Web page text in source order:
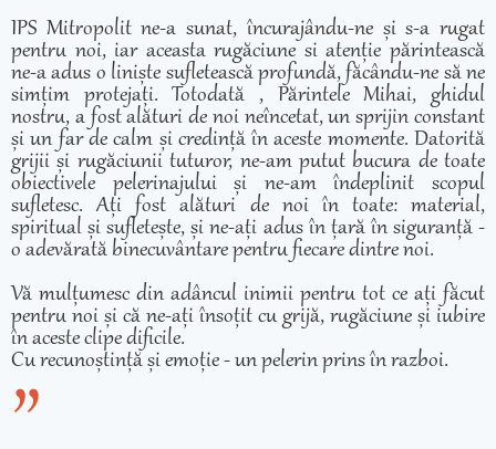
IPS Mitropolit ne-a sunat, încurajându-ne și s-a rugat
pentru noi, iar aceasta rugăciune si atenție părintească
ne-a adus o liniște sufletească profundă, făcându-ne să ne
simțim protejați. Totodată , Părintele Mihai, ghidul
nostru, a fost alături de noi neîncetat, un sprijin constant
și un far de calm și credință în aceste momente. Datorită
grijii și rugăciunii tuturor, ne-am putut bucura de toate
obiectivele pelerinajului și ne-am îndeplinit scopul
sufletesc. Ați fost alături de noi în toate: material,
spiritual și sufletește, și ne-ați adus în țară în siguranță -
o adevărată binecuvântare pentru fiecare dintre noi.
Vă mulțumesc din adâncul inimii pentru tot ce ați făcut
pentru noi și că ne-ați însoțit cu grijă, rugăciune și iubire
în aceste clipe dificile.
Cu recunoștință și emoție - un pelerin prins în razboi.